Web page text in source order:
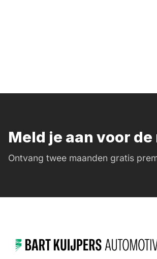
Meld je aan voor
Ontvang twee maanden gratis